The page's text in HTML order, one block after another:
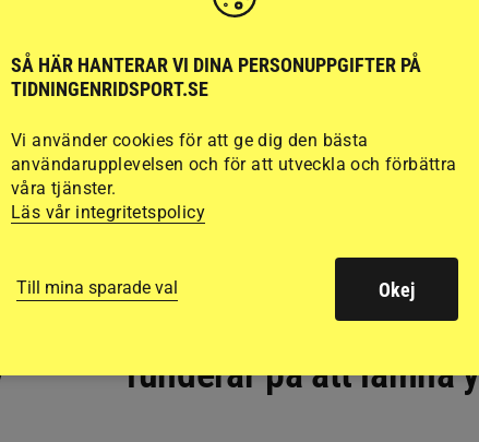
Var fjärde
funderar på att lämna
SÅ HÄR HANTERAR VI DINA PERSONUPPGIFTER PÅ
TIDNINGENRIDSPORT.SE
Vi använder cookies för att ge dig den bästa
användarupplevelsen och för att utveckla och förbättra
våra tjänster.
Läs vår integritetspolicy
Till mina sparade val Okej